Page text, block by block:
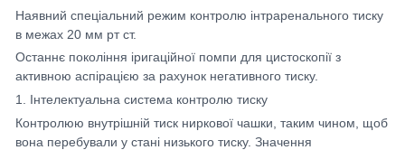
Наявний спеціальний режим контролю інтраренального тиску
в межах 20 мм рт ст.
Останнє покоління іригаційної помпи для цистоскопії з
активною аспірацією за рахунок негативного тиску.
1. Інтелектуальна система контролю тиску
Контролюю внутрішній тиск ниркової чашки, таким чином, щоб
вона перебували у стані низького тиску. Значення